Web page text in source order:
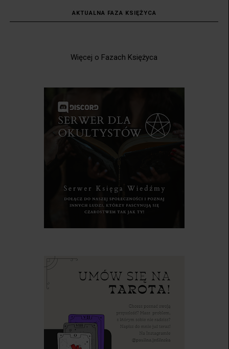
AKTUALNA FAZA KSIĘŻYCA
Więcej o Fazach Księżyca